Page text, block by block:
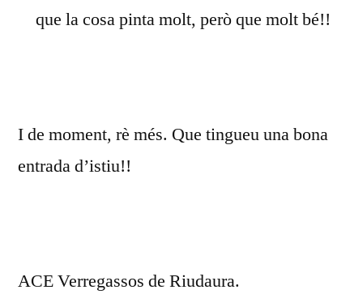
que la cosa pinta molt, però que molt bé!!
I de moment, rè més. Que tingueu una bona
entrada d’istiu!!
ACE Verregassos de Riudaura.